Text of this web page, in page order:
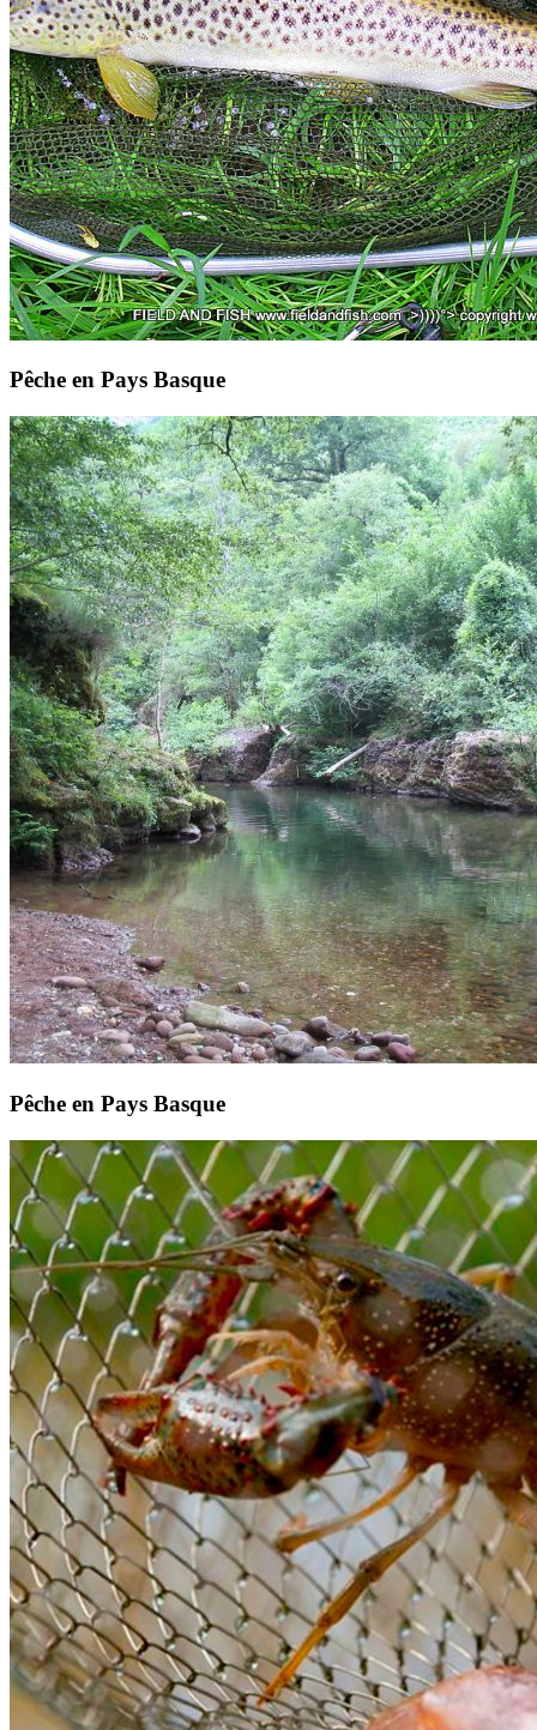
Pêche en Pays Basque
Pêche en Pays Basque